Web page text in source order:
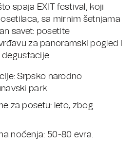
spaja EXIT festival, koji
sa mirnim šetnjama
savet: posetite
za panoramski pogled i
degustacije.
Srpsko narodno
park.
za posetu: leto, zbog
noćenja: 50-80 evra.